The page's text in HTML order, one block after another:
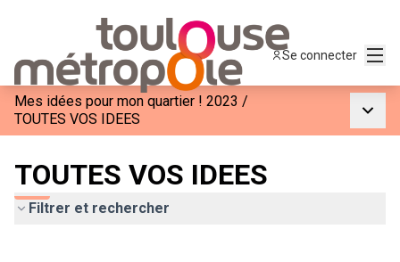
Se connecter
Mes idées pour mon quartier ! 2023 /
TOUTES VOS IDEES
TOUTES VOS IDEES
Filtrer et rechercher